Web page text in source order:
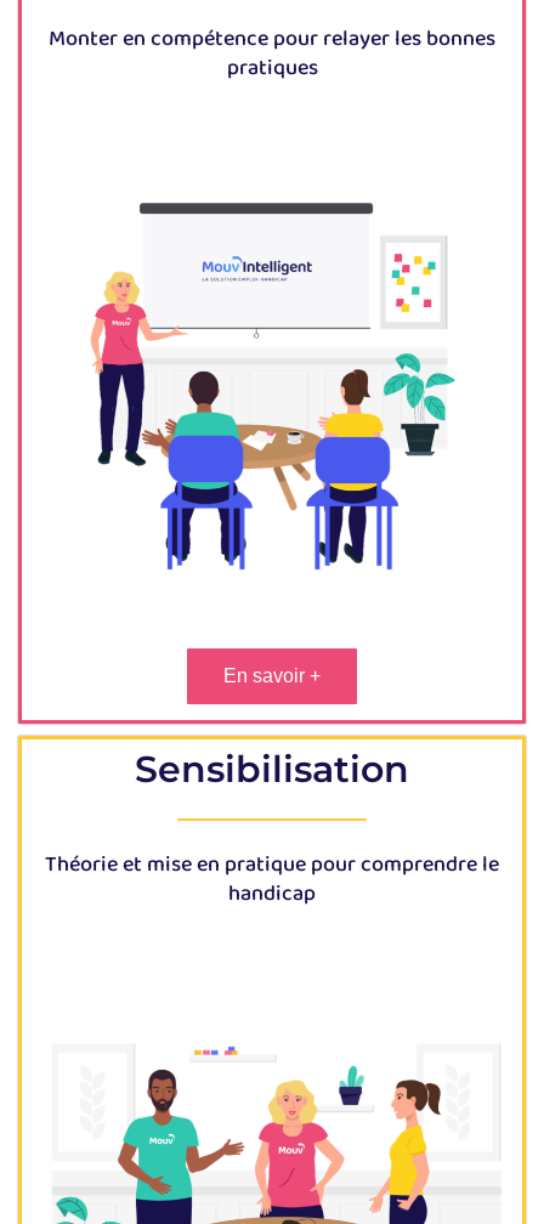
Monter en compétence pour relayer les bonnes
pratiques
En savoir +
Sensibilisation
Théorie et mise en pratique pour comprendre le
handicap